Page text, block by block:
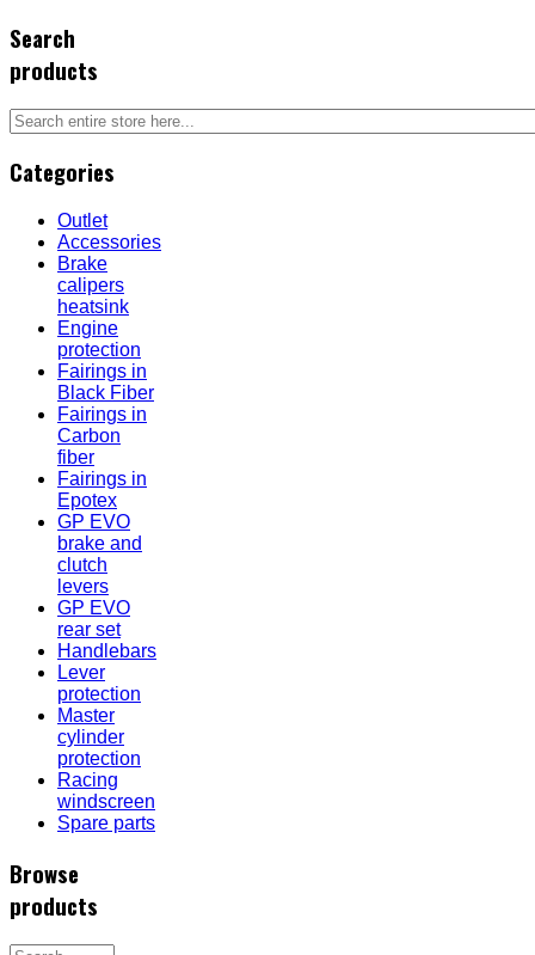
Search
products
Categories
Outlet
Accessories
Brake
calipers
heatsink
Engine
protection
Fairings in
Black Fiber
Fairings in
Carbon
fiber
Fairings in
Epotex
GP EVO
brake and
clutch
levers
GP EVO
rear set
Handlebars
Lever
protection
Master
cylinder
protection
Racing
windscreen
Spare parts
Browse
products